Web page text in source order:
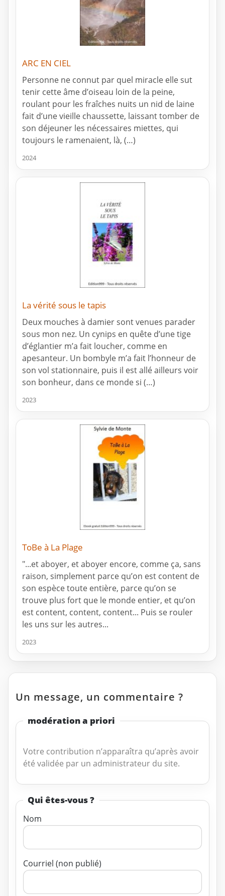
ARC EN CIEL
Personne ne connut par quel miracle elle sut
tenir cette âme d’oiseau loin de la peine,
roulant pour les fraîches nuits un nid de laine
fait d’une vieille chaussette, laissant tomber de
son déjeuner les nécessaires miettes, qui
toujours le ramenaient, là, (…)
2024
La vérité sous le tapis
Deux mouches à damier sont venues parader
sous mon nez. Un cynips en quête d’une tige
d’églantier m’a fait loucher, comme en
apesanteur. Un bombyle m’a fait l’honneur de
son vol stationnaire, puis il est allé ailleurs voir
son bonheur, dans ce monde si (…)
2023
ToBe à La Plage
"...et aboyer, et aboyer encore, comme ça, sans
raison, simplement parce qu’on est content de
son espèce toute entière, parce qu’on se
trouve plus fort que le monde entier, et qu’on
est content, content, content... Puis se rouler
les uns sur les autres...
2023
Un message, un commentaire ?
modération a priori
Votre contribution n’apparaîtra qu’après avoir
été validée par un administrateur du site.
Qui êtes-vous ?
Nom
Courriel (non publié)